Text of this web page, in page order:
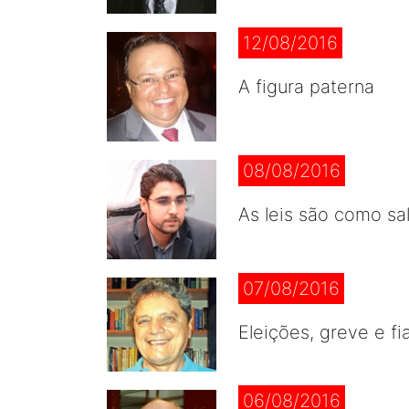
12/08/2016
A figura paterna
08/08/2016
As leis são como
07/08/2016
Eleições, greve e
06/08/2016